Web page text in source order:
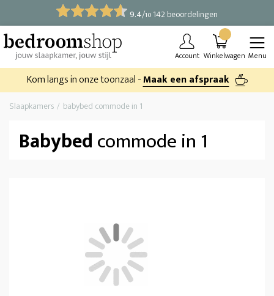
9.4/10 142 beoordelingen
Account Winkelwagen Menu
Kom langs in onze toonzaal -Maak een afspraak
Slaapkamers babybed commode in 1
Babybedcommode in 1